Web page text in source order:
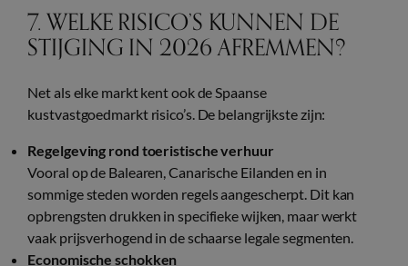
7. WELKE RISICO’S KUNNEN DE
STIJGING IN 2026 AFREMMEN?
Net als elke markt kent ook de Spaanse
kustvastgoedmarkt risico’s. De belangrijkste zijn:
Regelgeving rond toeristische verhuur
Vooral op de Balearen, Canarische Eilanden en in
sommige steden worden regels aangescherpt. Dit kan
opbrengsten drukken in specifieke wijken, maar werkt
vaak prijsverhogend in de schaarse legale segmenten.
Economische schokken